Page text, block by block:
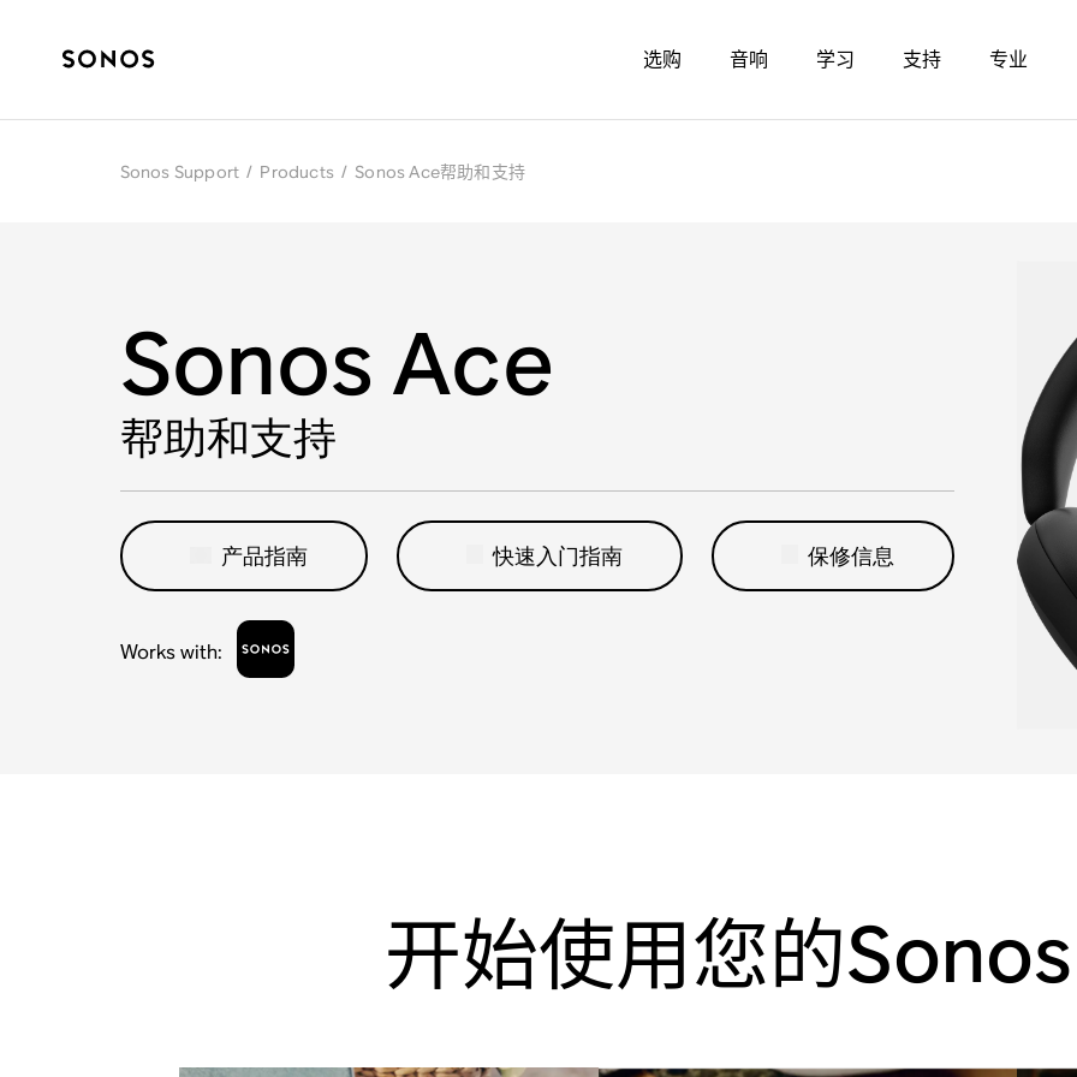
选购 音响 学习 支持 专业
Sonos Support / Products / Sonos Ace帮助和支持
Sonos Ace
帮助和支持
产品指南 快速入门指南 保修信息
Works with:
开始使用您的